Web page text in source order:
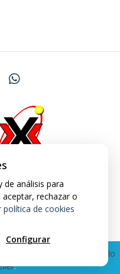
reservados.
Desarrollado
.
de análisis para
rechazar o
política de cookies
Configurar